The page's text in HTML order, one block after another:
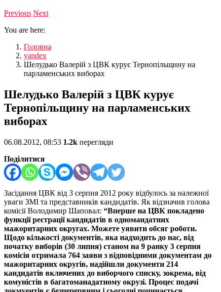
Previous Next
You are here:
Головна
yandex
Шелудько Валерій з ЦВК курує Тернопільщину на
парламенських виборах
Шелудько Валерій з ЦВК курує
Тернопільщину на парламенських
виборах
06.08.2012, 08:53 1.2k перегляди
Поділитися
Засідання ЦВК від 3 серпня 2012 року відбулось за належної
уваги ЗМІ та представників кандидатів. Як відзначив голова
комісії Володимир Шаповал: “Вперше на ЦВК покладено
функції реєтрації кандидатів в одномандатних
мажоритарних округах. Можете уявити обсяг роботи.
Щодо кількості документів, яка надходить до нас, від
початку виборів (30 липня) станом на 9 ранку 3 серпня
комісія отримала 764 заяви з відповідними документам до
мажоритарних округів, надійшли документи 214
кандидатів включених до виборчого списку, зокрема, від
комуністів в багатоманадатному окрузі. Процес подачі